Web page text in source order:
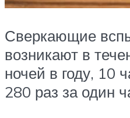
Сверкающие
возникают в
ночей в ‎году, 10
280 раз за один